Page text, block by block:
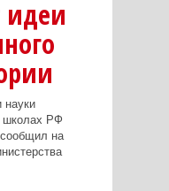
идеи
науки
школах РФ
на